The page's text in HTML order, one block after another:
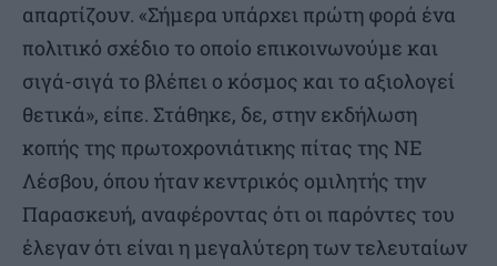
απαρτίζουν. «Σήμερα υπάρχει πρώτη φορά ένα
πολιτικό σχέδιο το οποίο επικοινωνούμε και
σιγά-σιγά το βλέπει ο κόσμος και το αξιολογεί
θετικά», είπε. Στάθηκε, δε, στην εκδήλωση
κοπής της πρωτοχρονιάτικης πίτας της ΝΕ
Λέσβου, όπου ήταν κεντρικός ομιλητής την
Παρασκευή, αναφέροντας ότι οι παρόντες του
έλεγαν ότι είναι η μεγαλύτερη των τελευταίων